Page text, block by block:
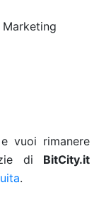
vuoi rimanere
di BitCity.it
.